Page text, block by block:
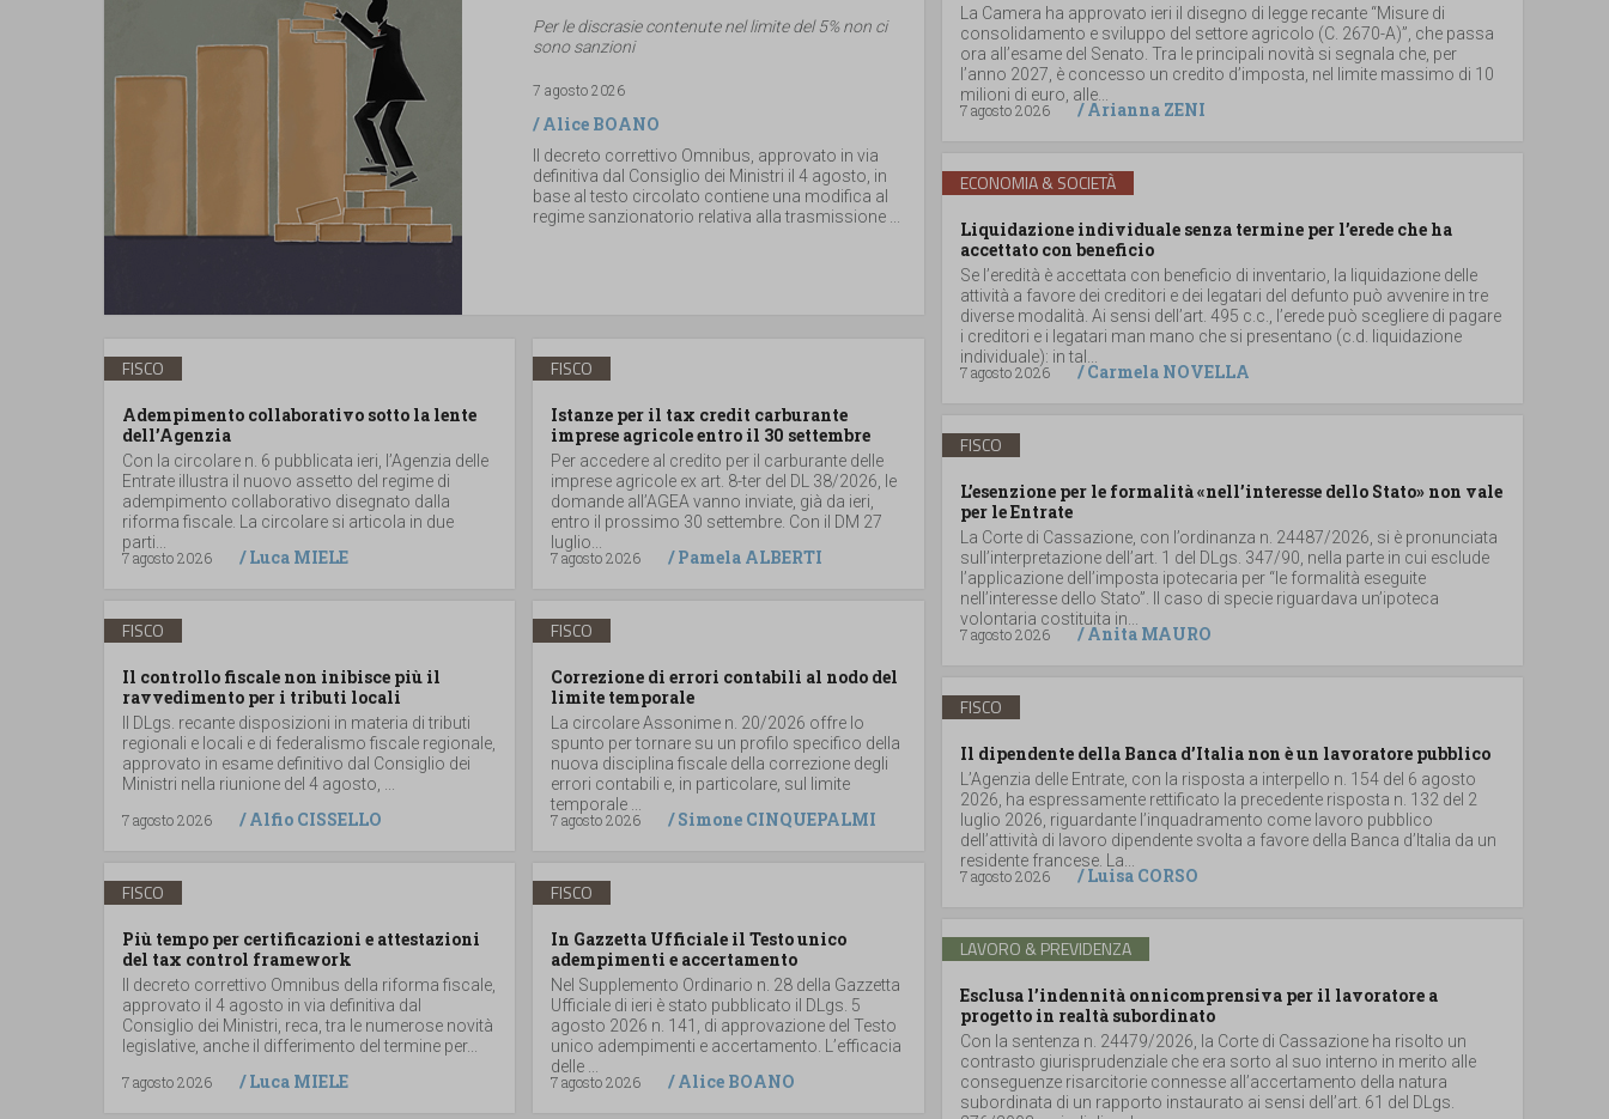
Per le discrasie contenute nel limite del 5% non ci
sono sanzioni
7 agosto 2026
/Alice BOANO
Il decreto correttivo Omnibus, approvato in via
definitiva dal Consiglio dei Ministri il 4 agosto, in
base al testo circolato contiene una modifica al
regime sanzionatorio relativa alla trasmissione ...
FISCO
Adempimento collaborativo sotto la lente
dell’Agenzia
Con la circolare n. 6 pubblicata ieri, l’Agenzia delle
Entrate illustra il nuovo assetto del regime di
adempimento collaborativo disegnato dalla
riforma fiscale. La circolare si articola in due
parti...
7 agosto 2026
/Luca MIELE
FISCO
Il controllo fiscale non inibisce più il
ravvedimento per i tributi locali
Il DLgs. recante disposizioni in materia di tributi
regionali e locali e di federalismo fiscale regionale,
approvato in esame definitivo dal Consiglio dei
Ministri nella riunione del 4 agosto, ...
7 agosto 2026
/Alfio CISSELLO
FISCO
Più tempo per certificazioni e attestazioni
del tax control framework
Il decreto correttivo Omnibus della riforma fiscale,
approvato il 4 agosto in via definitiva dal
Consiglio dei Ministri, reca, tra le numerose novità
legislative, anche il differimento del termine per...
7 agosto 2026
/Luca MIELE
FISCO
Istanze per il tax credit carburante
imprese agricole entro il 30 settembre
Per accedere al credito per il carburante delle
imprese agricole ex art. 8-ter del DL 38/2026, le
domande all’AGEA vanno inviate, già da ieri,
entro il prossimo 30 settembre. Con il DM 27
luglio...
7 agosto 2026
/Pamela ALBERTI
FISCO
Correzione di errori contabili al nodo del
limite temporale
La circolare Assonime n. 20/2026 offre lo
spunto per tornare su un profilo specifico della
nuova disciplina fiscale della correzione degli
errori contabili e, in particolare, sul limite
temporale ...
7 agosto 2026
/Simone CINQUEPALMI
FISCO
In Gazzetta Ufficiale il Testo unico
adempimenti e accertamento
Nel Supplemento Ordinario n. 28 della Gazzetta
Ufficiale di ieri è stato pubblicato il DLgs. 5
agosto 2026 n. 141, di approvazione del Testo
unico adempimenti e accertamento. L’efficacia
delle ...
7 agosto 2026
/Alice BOANO
La Camera ha approvato ieri il disegno di legge recante “Misure di
consolidamento e sviluppo del settore agricolo (C. 2670-A)”, che passa
ora all’esame del Senato. Tra le principali novità si segnala che, per
l’anno 2027, è concesso un credito d’imposta, nel limite massimo di 10
milioni di euro, alle...
7 agosto 2026
/Arianna ZENI
ECONOMIA & SOCIETÀ
Liquidazione individuale senza termine per l’erede che ha
accettato con beneficio
Se l’eredità è accettata con beneficio di inventario, la liquidazione delle
attività a favore dei creditori e dei legatari del defunto può avvenire in tre
diverse modalità. Ai sensi dell’art. 495 c.c., l’erede può scegliere di pagare
i creditori e i legatari man mano che si presentano (c.d. liquidazione
individuale): in tal...
7 agosto 2026
/Carmela NOVELLA
FISCO
L’esenzione per le formalità «nell’interesse dello Stato» non vale
per le Entrate
La Corte di Cassazione, con l’ordinanza n. 24487/2026, si è pronunciata
sull’interpretazione dell’art. 1 del DLgs. 347/90, nella parte in cui esclude
l’applicazione dell’imposta ipotecaria per “le formalità eseguite
nell’interesse dello Stato”. Il caso di specie riguardava un’ipoteca
volontaria costituita in...
7 agosto 2026
/Anita MAURO
FISCO
Il dipendente della Banca d’Italia non è un lavoratore pubblico
L’Agenzia delle Entrate, con la risposta a interpello n. 154 del 6 agosto
2026, ha espressamente rettificato la precedente risposta n. 132 del 2
luglio 2026, riguardante l’inquadramento come lavoro pubblico
dell’attività di lavoro dipendente svolta a favore della Banca d’Italia da un
residente francese. La...
7 agosto 2026
/Luisa CORSO
LAVORO & PREVIDENZA
Esclusa l’indennità onnicomprensiva per il lavoratore a
progetto in realtà subordinato
Con la sentenza n. 24479/2026, la Corte di Cassazione ha risolto un
contrasto giurisprudenziale che era sorto al suo interno in merito alle
conseguenze risarcitorie connesse all’accertamento della natura
subordinata di un rapporto instaurato ai sensi dell’art. 61 del DLgs.